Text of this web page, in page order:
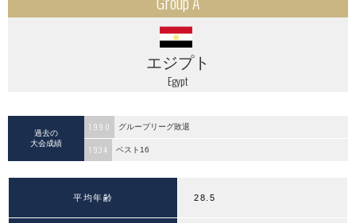
エジプト
Egypt
過去の
大会成績
1990 グループリーグ敗退
1934 ベスト16
平均年齢 28.5